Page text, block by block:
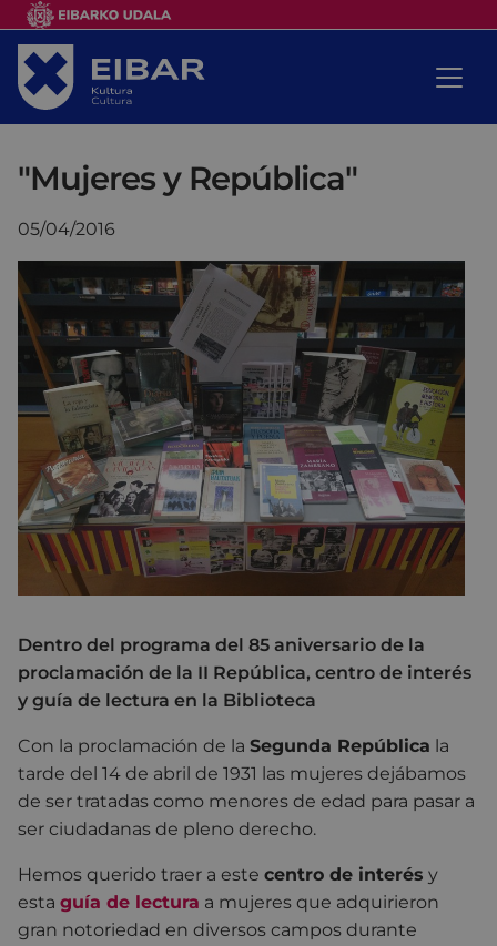
"Mujeres y República"
05/04/2016
Dentro del programa del 85 aniversario de la
proclamación de la II República, centro de interés
y guía de lectura en la Biblioteca
Con la proclamación de la Segunda República la
tarde del 14 de abril de 1931 las mujeres dejábamos
de ser tratadas como menores de edad para pasar a
ser ciudadanas de pleno derecho.
Hemos querido traer a este centro de interés y
esta guía de lectura a mujeres que adquirieron
gran notoriedad en diversos campos durante